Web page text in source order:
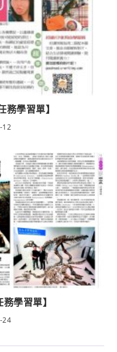
學習單】
12
學習單】
24